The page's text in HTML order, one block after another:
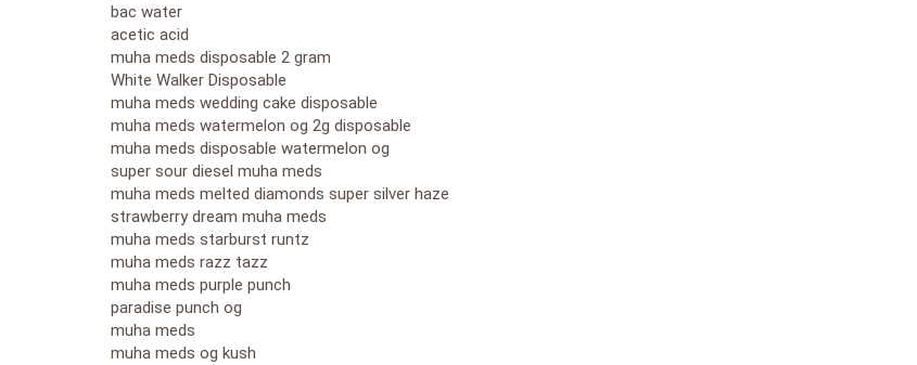
bac water
acetic acid
muha meds disposable 2 gram
White Walker Disposable
muha meds wedding cake disposable
muha meds watermelon og 2g disposable
muha meds disposable watermelon og
super sour diesel muha meds
muha meds melted diamonds super silver haze
strawberry dream muha meds
muha meds starburst runtz
muha meds razz tazz
muha meds purple punch
paradise punch og
muha meds
muha meds og kush